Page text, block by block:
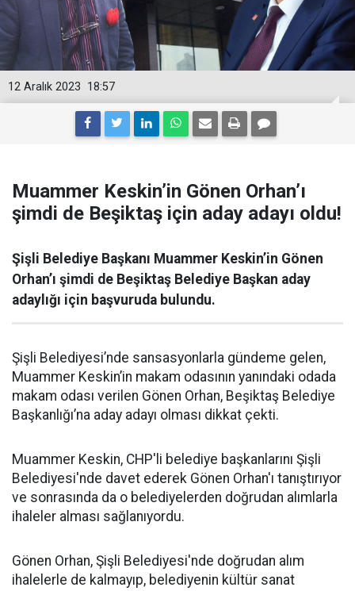
18:57
12 Aralık 2023
Muammer Keskin’in Gönen Orhan’ı
şimdi de Beşiktaş için aday adayı oldu!
Şişli Belediye Başkanı Muammer Keskin’in Gönen
Orhan’ı şimdi de Beşiktaş Belediye Başkan aday
adaylığı için başvuruda bulundu.
Şişli Belediyesi’nde sansasyonlarla gündeme gelen,
Muammer Keskin’in makam odasının yanındaki odada
makam odası verilen Gönen Orhan, Beşiktaş Belediye
Başkanlığı’na aday adayı olması dikkat çekti.
Muammer Keskin, CHP'li belediye başkanlarını Şişli
Belediyesi'nde davet ederek Gönen Orhan'ı tanıştırıyor
ve sonrasında da o belediyelerden doğrudan alımlarla
ihaleler alması sağlanıyordu.
Gönen Orhan, Şişli Belediyesi'nde doğrudan alım
ihalelerle de kalmayıp, belediyenin kültür sanat